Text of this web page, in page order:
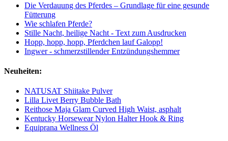
Die Verdauung des Pferdes – Grundlage für eine gesunde
Fütterung
Wie schlafen Pferde?
Stille Nacht, heilige Nacht - Text zum Ausdrucken
Hopp, hopp, hopp, Pferdchen lauf Galopp!
Ingwer - schmerzstillender Entzündungshemmer
Neuheiten:
NATUSAT Shiitake Pulver
Lilla Livet Berry Bubble Bath
Reithose Maja Glam Curved High Waist, asphalt
Kentucky Horsewear Nylon Halter Hook & Ring
Equiprana Wellness Öl